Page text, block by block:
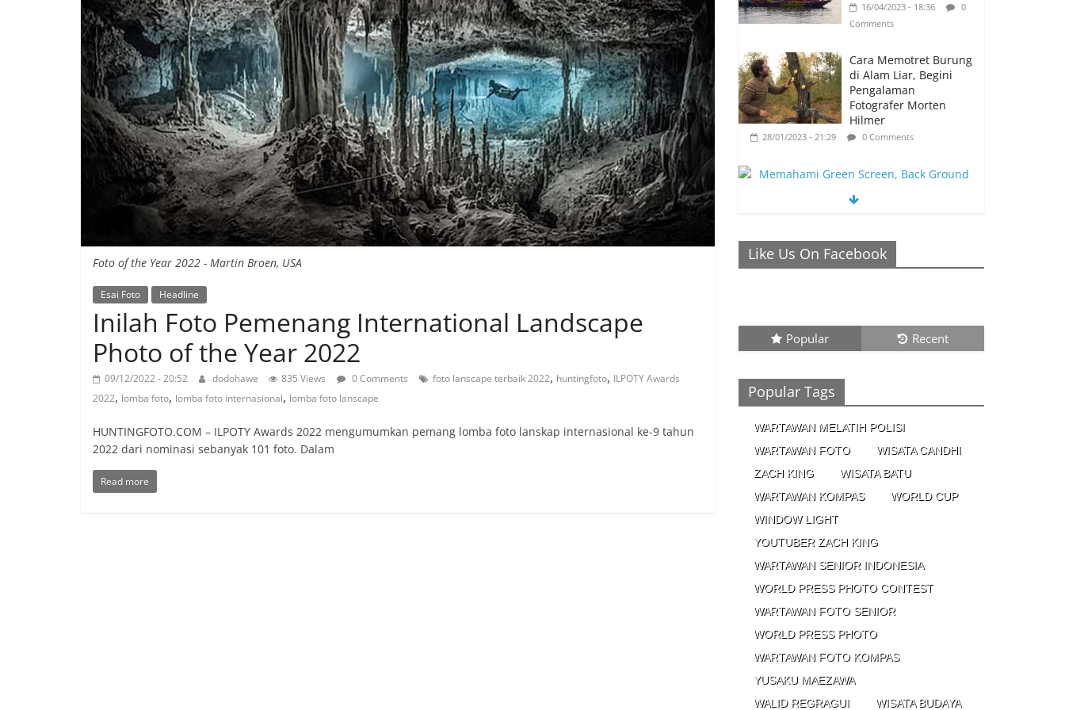
Foto of the Year 2022 - Martin Broen, USA
Esai Foto Headline
Inilah Foto Pemenang International Landscape
Photo of the Year 2022
09/12/2022 - 20:52 dodohawe 835 Views 0 Comments foto lanscape terbaik 2022, huntingfoto, ILPOTY Awards
2022, lomba foto, lomba foto internasional, lomba foto lanscape
HUNTINGFOTO.COM – ILPOTY Awards 2022 mengumumkan pemang lomba foto lanskap internasional ke-9 tahun
2022 dari nominasi sebanyak 101 foto. Dalam
Read more
16/04/2023 - 18:36
0
Comments
Cara Memotret Burung
di Alam Liar, Begini
Pengalaman
Fotografer Morten
Hilmer
28/01/2023 - 21:29 0 Comments
Netral yang Bisa Membuat Video Anda
Semakin Menarik
26/01/2023 - 21:04 0 Comments
Ronaldo Istiqomah di Al Nassr, Bersiap di
Pecahkan Rekor Cetak Gol
26/01/2023 - 16:28 0 Comments
Creativepreneur Era
Digital, Dapat Jutaan
Foto Handphone
04/08/2023 - 09:26
Like Us On Facebook
Popular Recent
Popular Tags
WARTAWAN MELATIH POLISI
WARTAWAN FOTO
WISATA CANDHI
ZACH KING
WISATA BATU
WARTAWAN KOMPAS
WORLD CUP
WINDOW LIGHT
YOUTUBER ZACH KING
WARTAWAN SENIOR INDONESIA
WORLD PRESS PHOTO CONTEST
WARTAWAN FOTO SENIOR
WORLD PRESS PHOTO
WARTAWAN FOTO KOMPAS
YUSAKU MAEZAWA
WALID REGRAGUI
WISATA BUDAYA